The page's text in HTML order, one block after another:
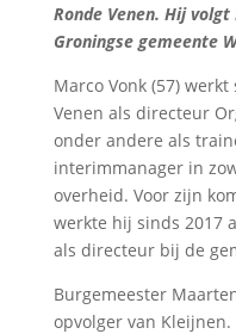
Ronde Venen. Hij
Groningse gemeente
Marco Vonk (57)
Venen als directeur
onder andere als
interimmanager in
overheid. Voor zijn
werkte hij sinds 2017
als directeur bij de
Burgemeester
opvolger van Kleijnen.